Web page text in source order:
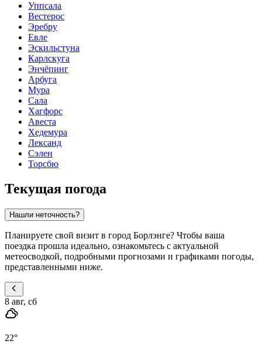
Уппсала
Вестерос
Эребру
Евле
Эскильстуна
Карлскуга
Энчёпинг
Арбуга
Мура
Сала
Хагфорс
Авеста
Хедемура
Лександ
Сэлен
Торсбю
Текущая погода
Нашли неточность?
Планируете свой визит в город Борлэнге? Чтобы ваша
поездка прошла идеально, ознакомьтесь с актуальной
метеосводкой, подробными прогнозами и графиками погоды,
представленными ниже.
8 авг, сб
22°